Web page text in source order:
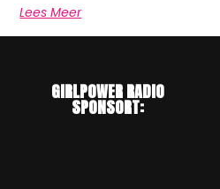
Lees Meer
GIRLPOWER RADIO
SPONSORT: